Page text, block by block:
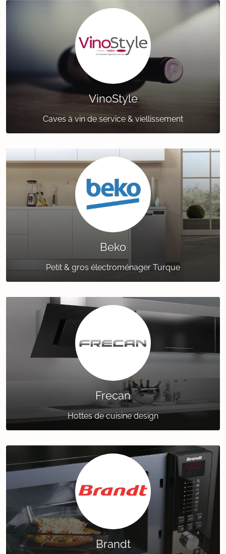
VinoStyle
Caves à vin de service & viellissement
Beko
Petit & gros électroménager Turque
Frecan
Hottes de cuisine design
Brandt